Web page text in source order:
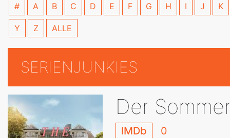
# A B C D E F G H I J K
Y Z ALLE
SERIENJUNKIES
Der
IMDb 0